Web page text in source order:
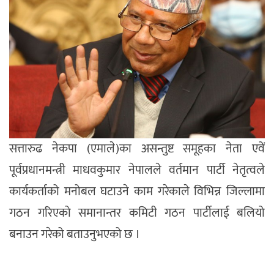
सत्तारुढ नेकपा (एमाले)का असन्तुष्ट समूहका नेता एवें
पूर्वप्रधानमन्त्री माधवकुमार नेपालले वर्तमान पार्टी नेतृत्वले
कार्यकर्ताको मनोबल घटाउने काम गरेकाले विभिन्न जिल्लामा
गठन गरिएको समानान्तर कमिटी गठन पार्टीलाई बलियो
बनाउन गरेको बताउनुभएको छ ।